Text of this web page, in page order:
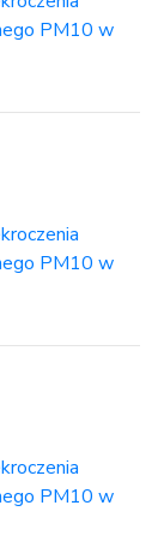
PM10 w
PM10 w
PM10 w